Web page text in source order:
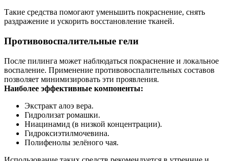
Такие средства помогают уменьшить покраснение, снять
раздражение и ускорить восстановление тканей.
Противовоспалительные гели
После пилинга может наблюдаться покраснение и локальное
воспаление. Применение противовоспалительных составов
позволяет минимизировать эти проявления.
Наиболее эффективные компоненты:
Экстракт алоэ вера.
Гидролизат ромашки.
Ниацинамид (в низкой концентрации).
Гидроксиэтилмочевина.
Полифенолы зелёного чая.